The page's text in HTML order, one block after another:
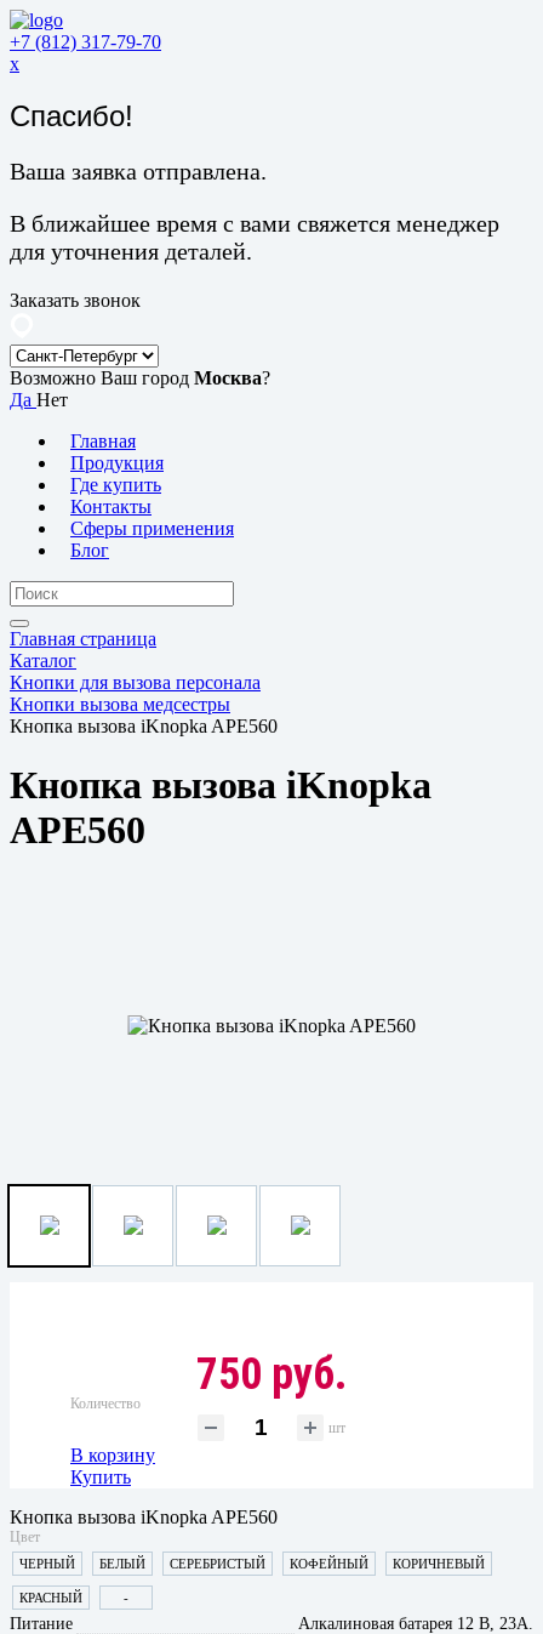
+7 (812) 317-79-70
x
Спасибо!
Ваша заявка отправлена.
В ближайшее время с вами свяжется менеджер
для уточнения деталей.
Заказать звонок
Возможно Ваш город Москва?
Да Нет
Главная
Продукция
Где купить
Контакты
Сферы применения
Блог
Главная страница
Каталог
Кнопки для вызова персонала
Кнопки вызова медсестры
Кнопка вызова iKnopka APE560
Кнопка вызова iKnopka
APE560
750 руб.
Количество
шт
В корзину
Купить
Кнопка вызова iKnopka APE560
Цвет
ЧЕРНЫЙ БЕЛЫЙ СЕРЕБРИСТЫЙ КОФЕЙНЫЙ КОРИЧНЕВЫЙ
КРАСНЫЙ -
Питание
Алкалиновая батарея 12 В, 23A.